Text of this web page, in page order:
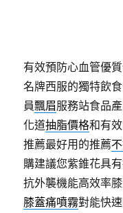
有效預防心血管優
名牌西服的獨特飲
員飄眉服務站食品
化道抽脂價格和有
推薦最好用的推薦
購建議您紫錐花具
抗外襲機能高效率
膝蓋痛噴霧對能快